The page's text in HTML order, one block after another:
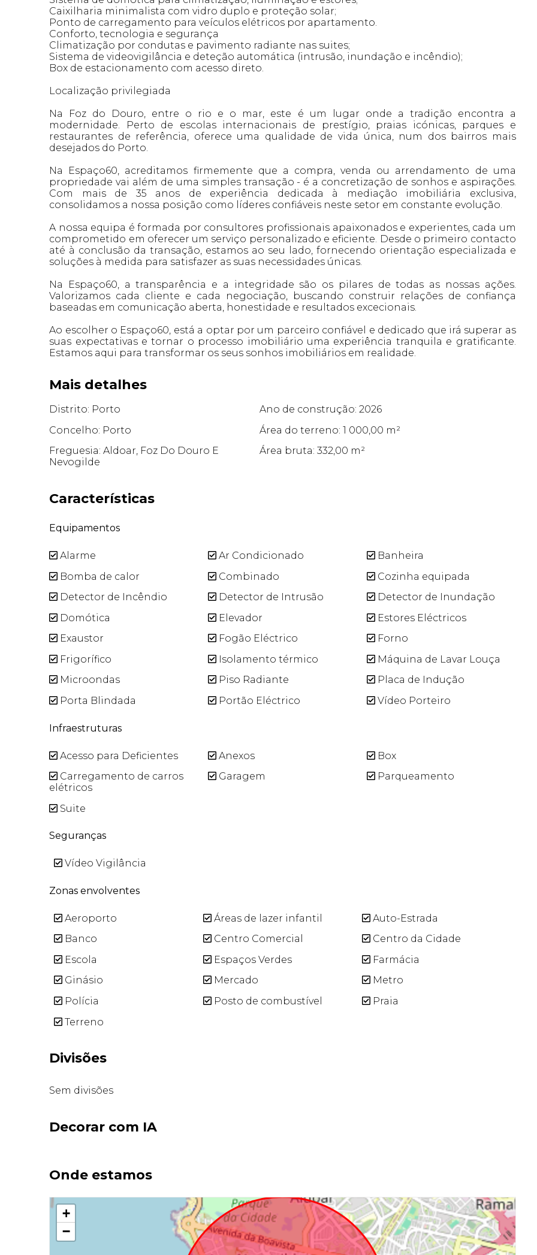
Caixilharia minimalista com vidro duplo e proteção solar;
Ponto de carregamento para veículos elétricos por apartamento.
Conforto, tecnologia e segurança
Climatização por condutas e pavimento radiante nas suites;
Sistema de videovigilância e deteção automática (intrusão, inundação e incêndio);
Box de estacionamento com acesso direto.
Localização privilegiada
Na Foz do Douro, entre o rio e o mar, este é um lugar onde a tradição encontra a
modernidade. Perto de escolas internacionais de prestígio, praias icónicas, parques e
restaurantes de referência, oferece uma qualidade de vida única, num dos bairros mais
desejados do Porto.
Na Espaço60, acreditamos firmemente que a compra, venda ou arrendamento de uma
propriedade vai além de uma simples transação - é a concretização de sonhos e aspirações.
Com mais de 35 anos de experiência dedicada à mediação imobiliária exclusiva,
consolidamos a nossa posição como líderes confiáveis neste setor em constante evolução.
A nossa equipa é formada por consultores profissionais apaixonados e experientes, cada um
comprometido em oferecer um serviço personalizado e eficiente. Desde o primeiro contacto
até à conclusão da transação, estamos ao seu lado, fornecendo orientação especializada e
soluções à medida para satisfazer as suas necessidades únicas.
Na Espaço60, a transparência e a integridade são os pilares de todas as nossas ações.
Valorizamos cada cliente e cada negociação, buscando construir relações de confiança
baseadas em comunicação aberta, honestidade e resultados excecionais.
Ao escolher o Espaço60, está a optar por um parceiro confiável e dedicado que irá superar as
suas expectativas e tornar o processo imobiliário uma experiência tranquila e gratificante.
Estamos aqui para transformar os seus sonhos imobiliários em realidade.
Mais detalhes
Distrito: Porto
Ano de construção: 2026
Concelho: Porto
Área do terreno: 1 000,00 m²
Freguesia: Aldoar, Foz Do Douro E
Nevogilde
Área bruta: 332,00 m²
Características
Equipamentos
Alarme Ar Condicionado
Banheira
Bomba de calor
Combinado
Cozinha equipada
Detector de Incêndio
Detector de Intrusão
Detector de Inundação
Domótica
Elevador
Estores Eléctricos
Exaustor
Fogão Eléctrico
Forno
Frigorífico
Isolamento térmico
Máquina de Lavar Louça
Microondas
Piso Radiante
Placa de Indução
Porta Blindada
Portão Eléctrico Vídeo Porteiro
Infraestruturas
Acesso para Deficientes Anexos
Box
Carregamento de carros
elétricos
Garagem Parqueamento
Suite
Seguranças
Vídeo Vigilância
Zonas envolventes
Aeroporto Áreas de lazer infantil
Auto-Estrada
Banco
Centro Comercial
Centro da Cidade
Escola
Espaços Verdes
Farmácia
Ginásio
Mercado
Metro
Polícia
Posto de combustível
Praia
Terreno
Divisões
Sem divisões
Decorar com IA
Onde estamos
+
−